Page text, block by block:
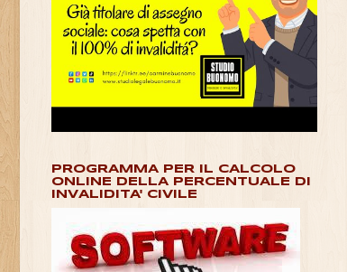
PROGRAMMA PER IL CALCOLO
ONLINE DELLA PERCENTUALE DI
INVALIDITA' CIVILE